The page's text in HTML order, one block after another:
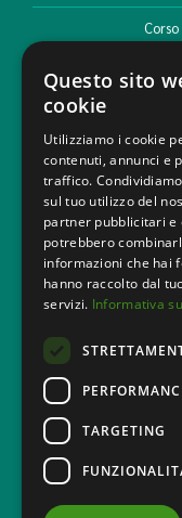
T.
Questo sito
cookie
Utilizziamo i cookie
contenuti, annunci e
traffico.
sul tuo utilizzo del
partner pubblicitari e
potrebbero
informazioni che hai
hanno raccolto dal
servizi. Informativa
TARGETING